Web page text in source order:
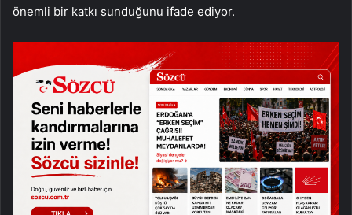
önemli bir katkı sunduğunu ifade ediyor.